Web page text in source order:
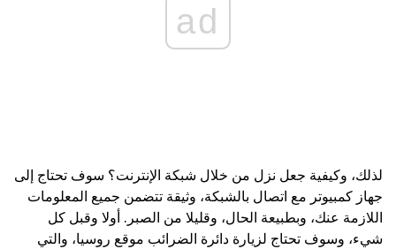
ad
لذلك، وكيفية جعل نزل من خلال شبكة الإنترنت؟ سوف تحتاج إلى
جهاز كمبيوتر مع اتصال بالشبكة، وثيقة تتضمن جميع المعلومات
اللازمة عنك، وبطبيعة الحال، وقليلا من الصبر. أولا وقبل كل
شيء، وسوف تحتاج لزيارة دائرة الضرائب موقع روسيا، والتي